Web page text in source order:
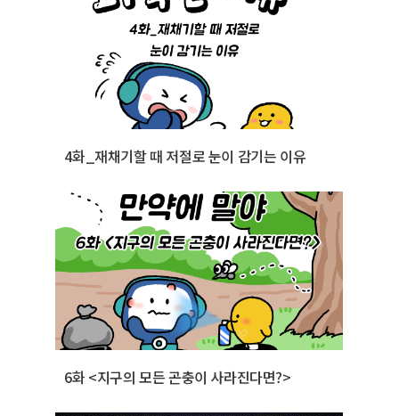
4화_재채기할 때 저절로 눈이 감기는 이유
6화 <지구의 모든 곤충이 사라진다면?>